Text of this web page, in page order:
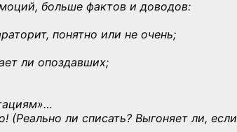
больше фактов и доводов:
понятно или не очень;
ли опоздавших;
…
(Реально ли списать? Выгоняет ли, если